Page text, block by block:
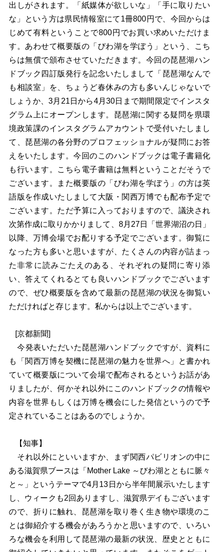
出しがされます。「紙媒体が欲しいな」「手に取りたい
な」という方は県民情報室にて1冊800円で、今回からは
じめて有料ということで800円でお買い求めいただけま
す。あわせて概要版の「びわ湖を学ぼう」という、こち
らは無償で頒布させていただきます。今回の琵琶湖ハン
ドブック四訂版発行を記念いたしまして「琵琶湖なんで
も相談室」を、ちょうど春休みの方も多いんじゃないで
しょうか、3月21日から4月30日まで期間限定でインスタ
グラム上にオープンします。琵琶湖に関する疑問を県環
境政策課のインスタグラムアカウントで受付いたしまし
て、琵琶湖の各分野のプロフェッショナルが疑問にお答
えをいたします。今回のこのハンドブックは電子書籍化
も行います。こちら電子書籍は無料ということだそうで
ございます。また概要版の「びわ湖を学ぼう」の方は英
語版を作成いたしまして大阪・関西万博でも配布予定で
ございます。ただ予算に入っておりますので、議決され
次第作成に取りかかりまして、8月27日「世界湖沼の日」
以降、万博会場でお配りする予定でございます。御覧に
なった方も多いと思いますが、たくさんの内容が詰まっ
た非常に読みごたえのある、それぞれの疑問に寄り添
い、答えてくれるとても良いハンドブックでございます
ので、ぜひ概要版を含めて最新の琵琶湖の状況を御覧い
ただければと存じます。私からは以上でございます。
[京都新聞]
今発表いただいた琵琶湖ハンドブックですが、資料に
も「関西万博を契機に琵琶湖の魅力を世界へ」と書かれ
ていて概要版について会場で配布されるというお話があ
りましたが、何かそれ以外にこのハンドブックの情報や
内容を世界もしくは万博を機会にした発信というので予
定されていることはあるのでしょうか。
【知事】
それ以外にといいますか、まず関西パビリオンの中に
ある滋賀県ブースは「Mother Lake ～びわ湖とともに脈々
と～」というテーマで4月13日から半年間展示いたします
し、ウィークも2回ありますし、滋賀県デイもございます
ので、折りに触れ、琵琶湖を取り巻く生き物や環境のこ
とは御紹介する機会があろうかと思いますので、いろい
ろな機会を利用して琵琶湖の最新の状況、歴史とともに